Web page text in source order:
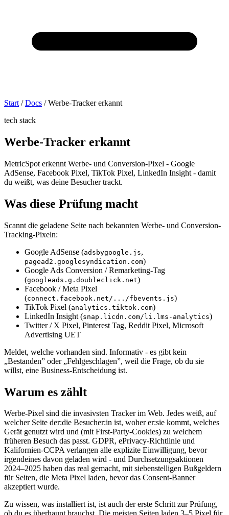
Start / Docs / Werbe-Tracker erkannt
tech stack
Werbe-Tracker erkannt
MetricSpot erkennt Werbe- und Conversion-Pixel - Google
AdSense, Facebook Pixel, TikTok Pixel, LinkedIn Insight - damit
du weißt, was deine Besucher trackt.
Was diese Prüfung macht
Scannt die geladene Seite nach bekannten Werbe- und Conversion-
Tracking-Pixeln:
Google AdSense (adsbygoogle.js,
pagead2.googlesyndication.com)
Google Ads Conversion / Remarketing-Tag
(googleads.g.doubleclick.net)
Facebook / Meta Pixel
(connect.facebook.net/.../fbevents.js)
TikTok Pixel (analytics.tiktok.com)
LinkedIn Insight (snap.licdn.com/li.lms-analytics)
Twitter / X Pixel, Pinterest Tag, Reddit Pixel, Microsoft
Advertising UET
Meldet, welche vorhanden sind. Informativ - es gibt kein
„Bestanden” oder „Fehlgeschlagen”, weil die Frage, ob du sie
willst, eine Business-Entscheidung ist.
Warum es zählt
Werbe-Pixel sind die invasivsten Tracker im Web. Jedes weiß, auf
welcher Seite der:die Besucher:in ist, woher er:sie kommt, welches
Gerät genutzt wird und (mit First-Party-Cookies) zu welchem
früheren Besuch das passt. GDPR, ePrivacy-Richtlinie und
Kalifornien-CCPA verlangen alle explizite Einwilligung, bevor
irgendeines davon geladen wird - und Durchsetzungsaktionen
2024–2025 haben das real gemacht, mit siebenstelligen Bußgeldern
für Seiten, die Meta Pixel laden, bevor das Consent-Banner
akzeptiert wurde.
Zu wissen, was installiert ist, ist auch der erste Schritt zur Prüfung,